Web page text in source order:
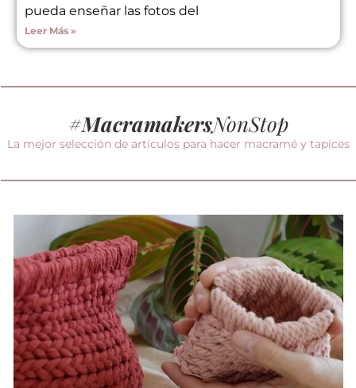
pueda enseñar las fotos del
Leer Más »
#MacramakersNonStop
La mejor selección de artículos para hacer macramé y tapices